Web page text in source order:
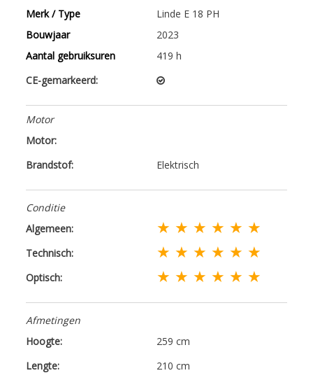
Merk / Type
Linde E 18 PH
Bouwjaar
2023
Aantal gebruiksuren
419 h
CE-gemarkeerd:
Motor
Motor:
Brandstof:
Elektrisch
Conditie
Algemeen:
★ ★ ★ ★ ★ ★
Technisch: ★ ★ ★ ★ ★ ★
Optisch: ★ ★ ★ ★ ★ ★
Afmetingen
Hoogte:
259 cm
Lengte:
210 cm